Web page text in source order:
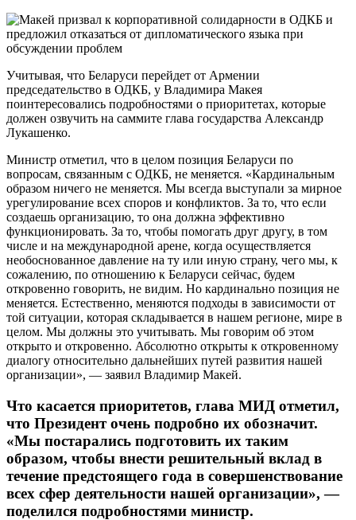
Учитывая, что Беларуси перейдет от Армении
председательство в ОДКБ, у Владимира Макея
поинтересовались подробностями о приоритетах, которые
должен озвучить на саммите глава государства Александр
Лукашенко.
Министр отметил, что в целом позиция Беларуси по
вопросам, связанным с ОДКБ, не меняется. «Кардинальным
образом ничего не меняется. Мы всегда выступали за мирное
урегулирование всех споров и конфликтов. За то, что если
создаешь организацию, то она должна эффективно
функционировать. За то, чтобы помогать друг другу, в том
числе и на международной арене, когда осуществляется
необоснованное давление на ту или иную страну, чего мы, к
сожалению, по отношению к Беларуси сейчас, будем
откровенно говорить, не видим. Но кардинально позиция не
меняется. Естественно, меняются подходы в зависимости от
той ситуации, которая складывается в нашем регионе, мире в
целом. Мы должны это учитывать. Мы говорим об этом
открыто и откровенно. Абсолютно открыты к откровенному
диалогу относительно дальнейших путей развития нашей
организации», — заявил Владимир Макей.
Что касается приоритетов, глава МИД отметил,
что Президент очень подробно их обозначит.
«Мы постарались подготовить их таким
образом, чтобы внести решительный вклад в
течение предстоящего года в совершенствование
всех сфер деятельности нашей организации», —
поделился подробностями министр.